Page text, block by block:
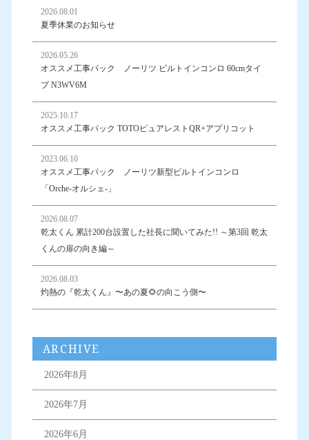
2026.08.01
夏季休業のお知らせ
2026.05.26
オススメ工事パック ノーリツ ビルトインコンロ 60cmタイ
プ N3WV6M
2025.10.17
オススメ工事パック TOTOピュアレストQR+アプリコット
2023.06.10
オススメ工事パック ノーリツ新型ビルトインコンロ
「Orche-オルシェ-」
2026.08.07
乾太くん 累計200台設置した社長に聞いてみた!! ～第3回 乾太
くんの扉の向き編～
2026.08.03
灼熱の『乾太くん』〜あの夏🌻の向こう側〜
ARCHIVE
2026年8月
2026年7月
2026年6月